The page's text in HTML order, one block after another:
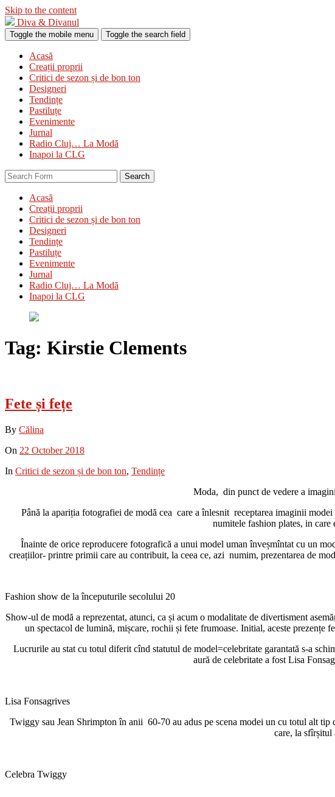
Skip to the content
Diva & Divanul
Toggle the mobile menu Toggle the search field
Acasă
Creații proprii
Critici de sezon și de bon ton
Designeri
Tendințe
Pastiluțe
Evenimente
Jurnal
Radio Cluj… La Modă
Inapoi la CLG
Search
Acasă
Creații proprii
Critici de sezon și de bon ton
Designeri
Tendințe
Pastiluțe
Evenimente
Jurnal
Radio Cluj… La Modă
Inapoi la CLG
Tag: Kirstie Clements
Fete și fețe
By Călina
On 22 October 2018
In Critici de sezon și de bon ton, Tendințe
Moda, din punct de vedere a
Până la apariția fotografiei de modă cea care a înlesnit receptarea imaginii
numitele fashion plates, in care
Înainte de orice reproducere fotografică a unui model uman înveșmîntat cu un
creațiilor- printre primii care au contribuit, la ceea ce, azi numim, prezentarea de
Fashion show de la începuturile secolului 20
Show-ul de modă a reprezentat, atunci, ca și acum o modalitate de divertisment
un spectacol de lumină, mișcare, rochii și fete frumoase. Initial, aceste prezențe
Lucrurile au stat cu totul diferit cînd statutul de model=celebritate garantată s-a
aură de celebritate a fost Lisa
Lisa Fonsagrives
Twiggy sau Jean Shrimpton în anii 60-70 au adus pe scena modei un cu totul alt
care, la
Celebra Twiggy